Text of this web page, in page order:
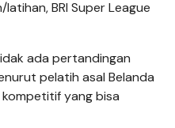
BRI Super League
ada pertandingan
pelatih asal Belanda
yang bisa